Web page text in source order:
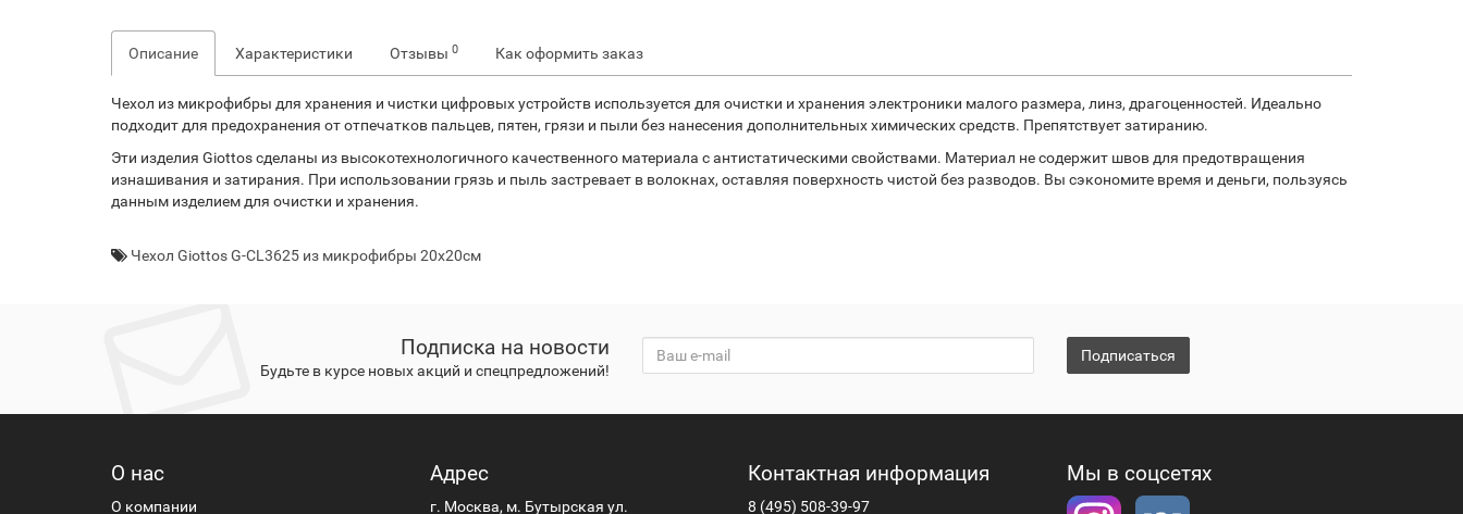
Описание Характеристики Отзывы 0 Как оформить заказ
Чехол из микрофибры для хранения и чистки цифровых устройств используется для очистки и хранения электроники малого размера, линз, драгоценностей. Идеально
подходит для предохранения от отпечатков пальцев, пятен, грязи и пыли без нанесения дополнительных химических средств. Препятствует затиранию.
Эти изделия Giottos сделаны из высокотехнологичного качественного материала с антистатическими свойствами. Материал не содержит швов для предотвращения
изнашивания и затирания. При использовании грязь и пыль застревает в волокнах, оставляя поверхность чистой без разводов. Вы сэкономите время и деньги, пользуясь
данным изделием для очистки и хранения.
Чехол Giottos G-CL3625 из микрофибры 20х20см
Подписка на новости
Будьте в курсе новых акций и спецпредложений!
Подписаться
О нас
О компании
Адрес
г. Москва, м. Бутырская ул.
Контактная информация
8 (495) 508-39-97
Мы в соцсетях